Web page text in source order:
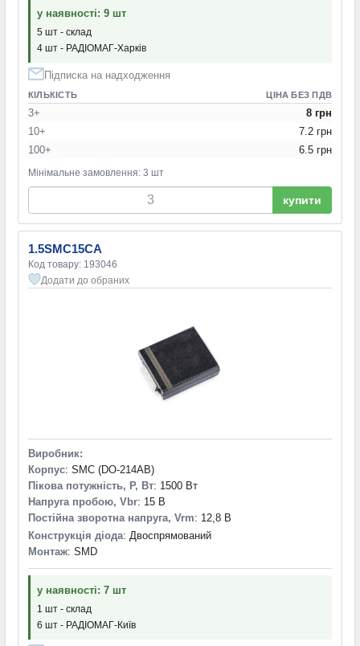
у наявності: 9 шт
5 шт - склад
4 шт - РАДІОМАГ-Харків
Підписка на надходження
КІЛЬКІСТЬ ЦІНА БЕЗ ПДВ
3+
8 грн
10+
7.2 грн
100+
6.5 грн
Мінімальне замовлення: 3 шт
купити
1.5SMC15CA
Код товару: 193046
Додати до обраних
Виробник:
Корпус: SMC (DO-214AB)
Пікова потужність, P, Вт: 1500 Вт
Напруга пробою, Vbr: 15 В
Постійна зворотна напруга, Vrm: 12,8 В
Конструкція діода: Двоспрямований
Монтаж: SMD
у наявності: 7 шт
1 шт - склад
6 шт - РАДІОМАГ-Київ